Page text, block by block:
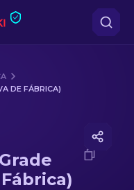
DE FÁBRICA)